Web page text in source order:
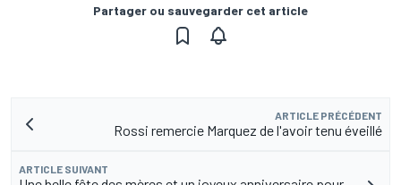
Partager ou sauvegarder cet article
ARTICLE PRÉCÉDENT
Rossi remercie Marquez de l'avoir tenu éveillé
ARTICLE SUIVANT